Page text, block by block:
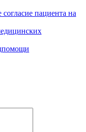
пациента на